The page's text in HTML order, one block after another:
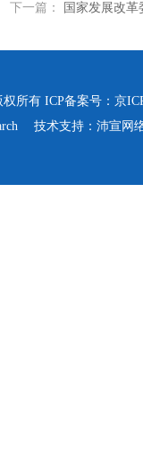
下一篇：
国家发展改
所有 ICP备案号： 京
技术支持：沛宣网